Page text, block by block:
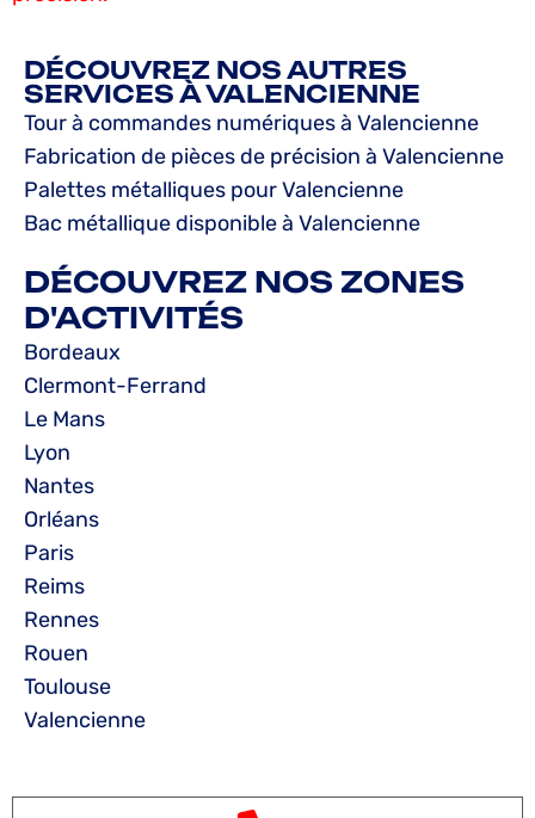
DÉCOUVREZ NOS AUTRES
SERVICES À VALENCIENNE
Tour à commandes numériques à Valencienne
Fabrication de pièces de précision à Valencienne
Palettes métalliques pour Valencienne
Bac métallique disponible à Valencienne
DÉCOUVREZ NOS ZONES
D'ACTIVITÉS
Bordeaux
Clermont-Ferrand
Le Mans
Lyon
Nantes
Orléans
Paris
Reims
Rennes
Rouen
Toulouse
Valencienne